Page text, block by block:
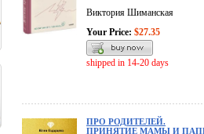
Виктория Шиманская
Your Price: $27.35
shipped in 14-20 days
ПРО РОДИТЕЛЕЙ.
ПРИНЯТИЕ МАМЫ И